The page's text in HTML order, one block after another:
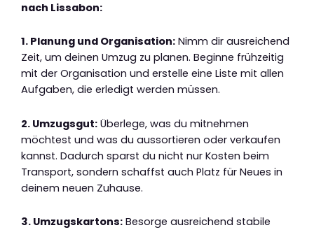
nach Lissabon:
1. Planung und Organisation: Nimm dir ausreichend
Zeit, um deinen Umzug zu planen. Beginne frühzeitig
mit der Organisation und erstelle eine Liste mit allen
Aufgaben, die erledigt werden müssen.
2. Umzugsgut: Überlege, was du mitnehmen
möchtest und was du aussortieren oder verkaufen
kannst. Dadurch sparst du nicht nur Kosten beim
Transport, sondern schaffst auch Platz für Neues in
deinem neuen Zuhause.
3. Umzugskartons: Besorge ausreichend stabile